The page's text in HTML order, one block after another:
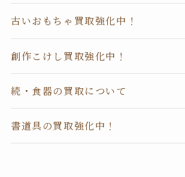
古いおもちゃ買取強化中！
創作こけし買取強化中！
続・食器の買取について
書道具の買取強化中！